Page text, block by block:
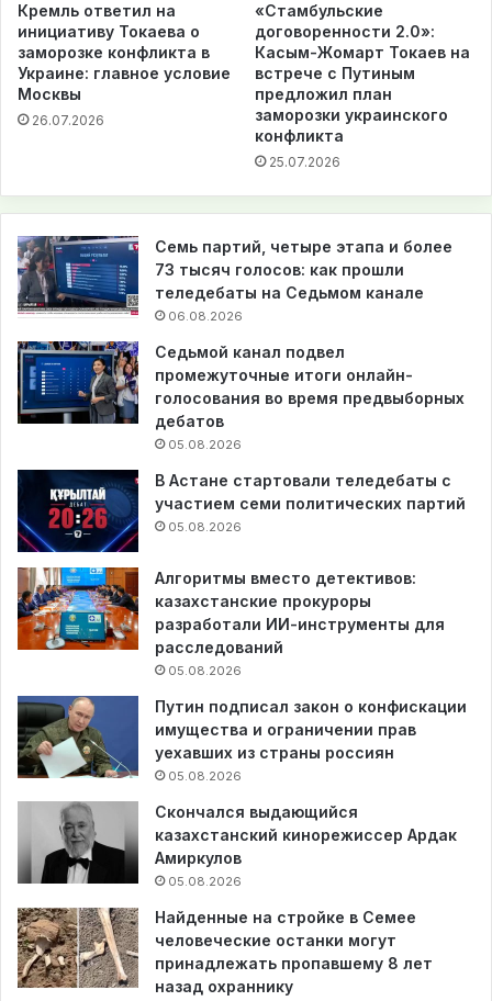
Кремль ответил на
инициативу Токаева о
заморозке конфликта в
Украине: главное условие
Москвы
26.07.2026
«Стамбульские
договоренности 2.0»:
Касым-Жомарт Токаев на
встрече с Путиным
предложил план
заморозки украинского
конфликта
25.07.2026
Семь партий, четыре этапа и более
73 тысяч голосов: как прошли
теледебаты на Седьмом канале
06.08.2026
Седьмой канал подвел
промежуточные итоги онлайн-
голосования во время предвыборных
дебатов
05.08.2026
В Астане стартовали теледебаты с
участием семи политических партий
05.08.2026
Алгоритмы вместо детективов:
казахстанские прокуроры
разработали ИИ-инструменты для
расследований
05.08.2026
Путин подписал закон о конфискации
имущества и ограничении прав
уехавших из страны россиян
05.08.2026
Скончался выдающийся
казахстанский кинорежиссер Ардак
Амиркулов
05.08.2026
Найденные на стройке в Семее
человеческие останки могут
принадлежать пропавшему 8 лет
назад охраннику